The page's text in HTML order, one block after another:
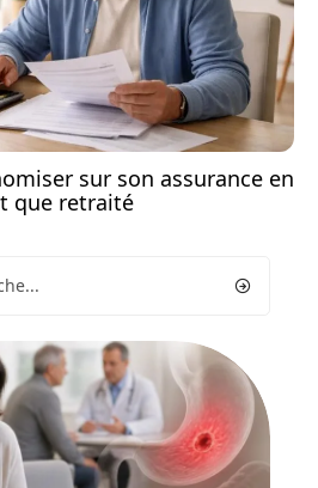
sur son assurance en
que retraité